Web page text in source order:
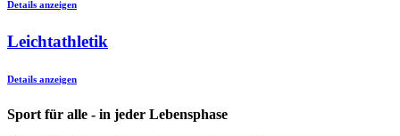
Details anzeigen
Leichtathletik
Details anzeigen
Sport für alle - in jeder Lebensphase